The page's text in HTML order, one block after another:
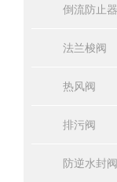
倒流防止器
法兰梭阀
热风阀
排污阀
防逆水封阀